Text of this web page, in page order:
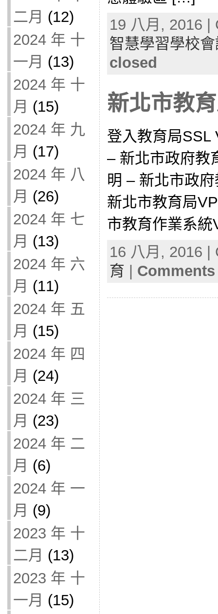
二月 (12)
2024 年 十
一月 (13)
2024 年 十
月 (15)
2024 年 九
月 (17)
2024 年 八
月 (26)
2024 年 七
月 (13)
2024 年 六
月 (11)
2024 年 五
月 (15)
2024 年 四
月 (24)
2024 年 三
月 (23)
2024 年 二
月 (6)
2024 年 一
月 (9)
2023 年 十
二月 (13)
2023 年 十
一月 (15)
19 八月, 2016
智慧學習學校
closed
新北市教
登入教育局SSL
– 新北市政府教
明 – 新北市政
新北市教育局
市教育作業系統
16 八月, 2016
育